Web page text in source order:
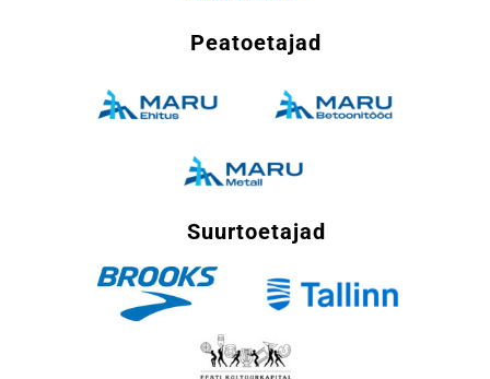
Peatoetajad
Suurtoetajad